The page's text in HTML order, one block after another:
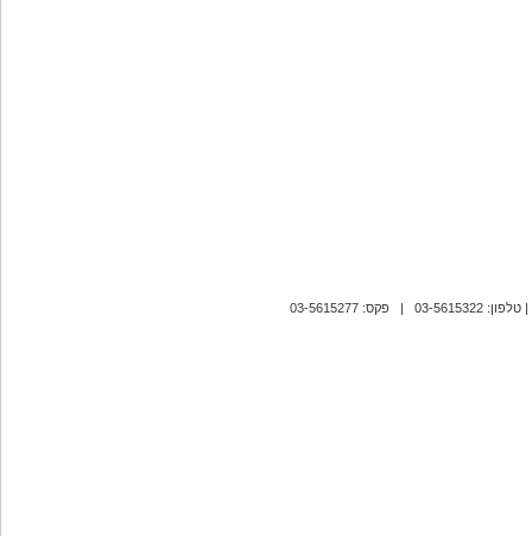
| טלפון: 03-5615322 | פקס: 03-5615277